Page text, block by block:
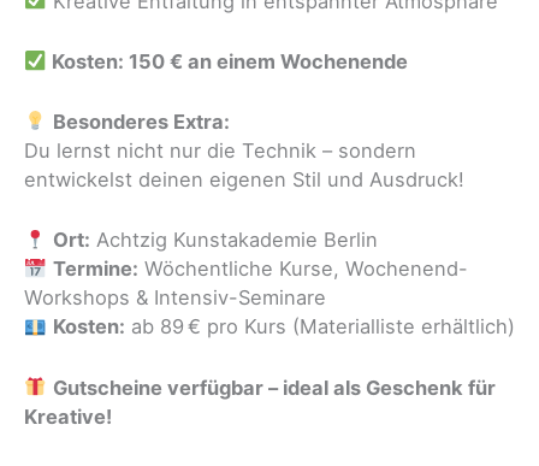
Kosten: 150 € an einem Wochenende
Besonderes Extra:
Du lernst nicht nur die Technik – sondern
entwickelst deinen eigenen Stil und Ausdruck!
Ort: Achtzig Kunstakademie Berlin
Termine: Wöchentliche Kurse, Wochenend-
Workshops & Intensiv-Seminare
Kosten: ab 89 € pro Kurs (Materialliste erhältlich)
Gutscheine verfügbar – ideal als Geschenk für
Kreative!